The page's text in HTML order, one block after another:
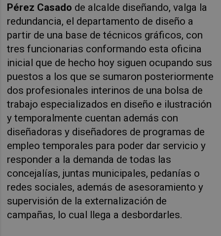
Pérez Casado de alcalde diseñando, valga la
redundancia, el departamento de diseño a
partir de una base de técnicos gráficos, con
tres funcionarias conformando esta oficina
inicial que de hecho hoy siguen ocupando sus
puestos a los que se sumaron posteriormente
dos profesionales interinos de una bolsa de
trabajo especializados en diseño e ilustración
y temporalmente cuentan además con
diseñadoras y diseñadores de programas de
empleo temporales para poder dar servicio y
responder a la demanda de todas las
concejalías, juntas municipales, pedanías o
redes sociales, además de asesoramiento y
supervisión de la externalización de
campañas, lo cual llega a desbordarles.